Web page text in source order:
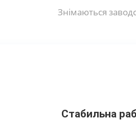
Знімаються
Стабильна